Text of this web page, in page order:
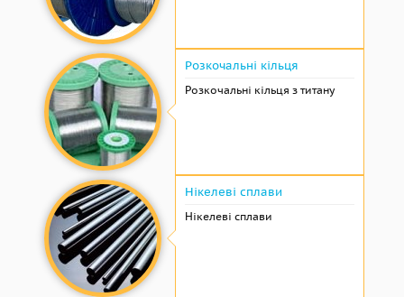
Розкочальні кільця
Розкочальні кільця з титану
Нікелеві сплави
Нікелеві сплави